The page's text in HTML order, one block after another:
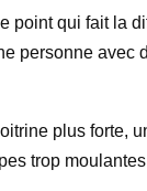
point qui fait la
personne avec
plus forte,
trop